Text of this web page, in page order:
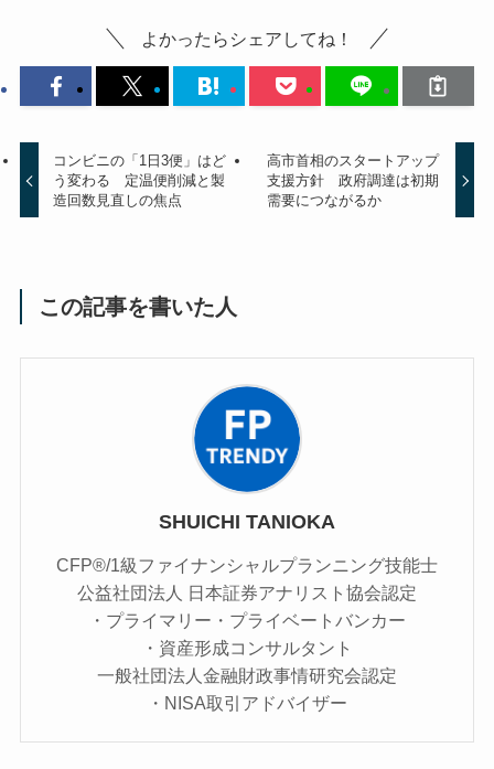
よかったらシェアしてね！
コンビニの「1日3便」はど
う変わる 定温便削減と製
造回数見直しの焦点
高市首相のスタートアップ
支援方針 政府調達は初期
需要につながるか
この記事を書いた人
SHUICHI TANIOKA
CFP®/1級ファイナンシャルプランニング技能士
公益社団法人 日本証券アナリスト協会認定
・プライマリー・プライベートバンカー
・資産形成コンサルタント
一般社団法人金融財政事情研究会認定
・NISA取引アドバイザー